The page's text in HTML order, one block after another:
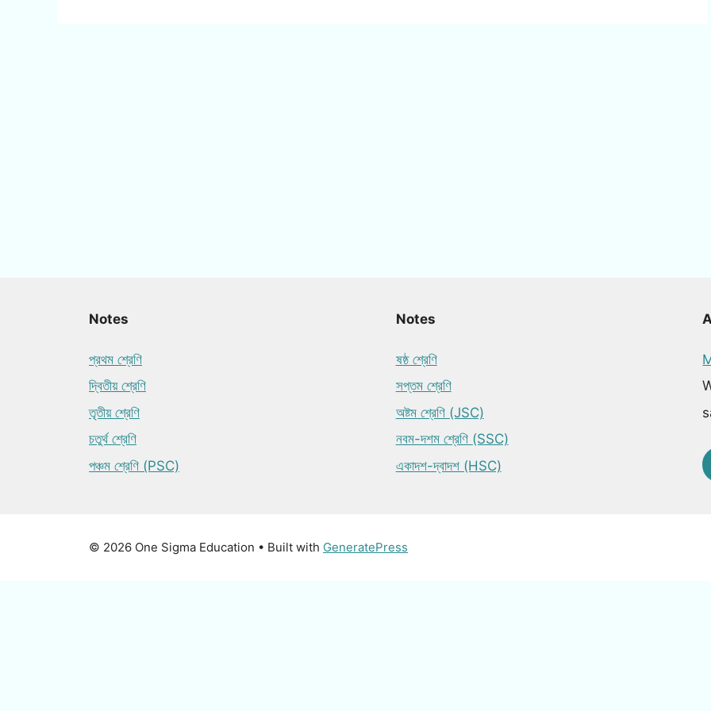
Notes
প্রথম শ্রেণি
দ্বিতীয় শ্রেণি
তৃতীয় শ্রেণি
চতুর্থ শ্রেণি
পঞ্চম শ্রেণি (PSC)
Notes
ষষ্ঠ শ্রেণি
সপ্তম শ্রেণি
অষ্টম শ্রেণি (JSC)
নবম-দশম শ্রেণি (SSC)
একাদশ-দ্বাদশ (HSC)
© 2026 One Sigma Education • Built with GeneratePress